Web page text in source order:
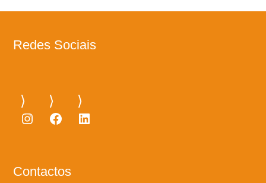
Redes Sociais
Instagram
Facebook
LinkedIn
Contactos